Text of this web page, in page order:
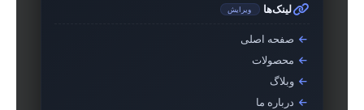
لینک‌ها ویرایش
صفحه اصلی
محصولات
وبلاگ
درباره ما